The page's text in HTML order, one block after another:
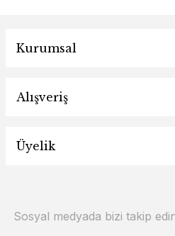
Kurumsal
Alışveriş
Üyelik
Sosyal medyada bizi takip